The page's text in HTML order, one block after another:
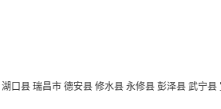
湖口县 瑞昌市 德安县 修水县 永修县 彭泽县 武宁县